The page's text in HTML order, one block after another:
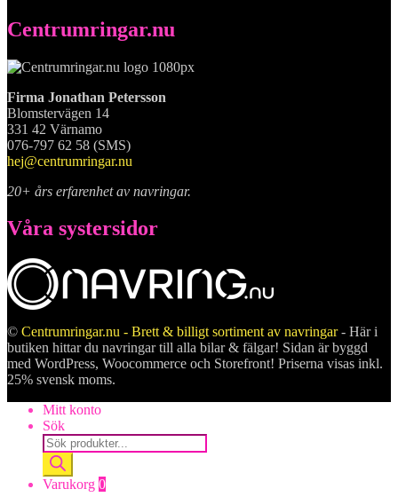
Centrumringar.nu
Firma Jonathan Petersson
Blomstervägen 14
331 42 Värnamo
076-797 62 58 (SMS)
hej@centrumringar.nu
20+ års erfarenhet av navringar.
Våra systersidor
© Centrumringar.nu - Brett & billigt sortiment av navringar- Här i
butiken hittar du navringar till alla bilar & fälgar! Sidan är byggd
med WordPress, Woocommerce och Storefront! Priserna visas inkl.
25% svensk moms.
Mitt konto
Sök
Products
search
Varukorg 0